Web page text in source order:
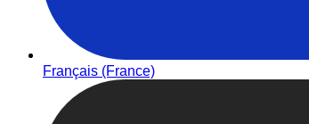
Français (France)